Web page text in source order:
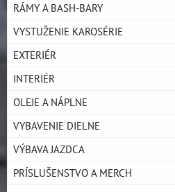
RÁMY A BASH-BARY
VYSTUŽENIE KAROSÉRIE
EXTERIÉR
INTERIÉR
OLEJE A NÁPLNE
VYBAVENIE DIELNE
VÝBAVA JAZDCA
PRÍSLUŠENSTVO A MERCH